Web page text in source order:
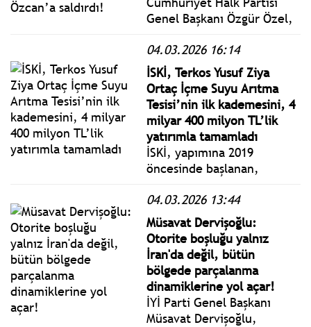
Genel Başkanı Özgür Özel,
Bölgesini temsilen
Eyüpsultan’da
gerçekleştirilen Millet
İradesine Sahip Çıkıyor
Mitingi’ne katıldı.
04.03.2026 16:14
İSKİ, Terkos Yusuf Ziya
Ortaç İçme Suyu Arıtma
Tesisi’nin ilk kademesini, 4
milyar 400 milyon TL’lik
yatırımla tamamladı
İSKİ, yapımına 2019
öncesinde başlanan,
yüzde 10 kazı seviyesinde
teslim alınan
Arnavutköy’deki Terkos
Yusuf Ziya Ortaç İçme Suyu
Arıtma Tesisinin ilk
kademesini tamamladı.
04.03.2026 13:44
Müsavat Dervişoğlu:
Otorite boşluğu yalnız
İran'da değil, bütün
bölgede parçalanma
dinamiklerine yol açar!
İYİ Parti Genel Başkanı
Müsavat Dervişoğlu,